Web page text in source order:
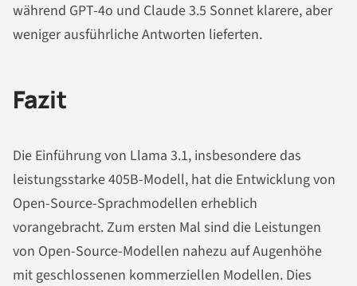
während GPT-4o und Claude 3.5 Sonnet klarere, aber
weniger ausführliche Antworten lieferten.
Fazit
Die Einführung von Llama 3.1, insbesondere das
leistungsstarke 405B-Modell, hat die Entwicklung von
Open-Source-Sprachmodellen erheblich
vorangebracht. Zum ersten Mal sind die Leistungen
von Open-Source-Modellen nahezu auf Augenhöhe
mit geschlossenen kommerziellen Modellen. Dies